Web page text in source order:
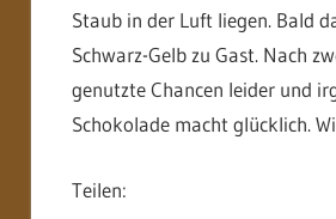
Staub in der Luft liegen. Bald
Schwarz-Gelb zu Gast. Nach
genutzte Chancen leider und
Schokolade macht glücklich.
Teilen: